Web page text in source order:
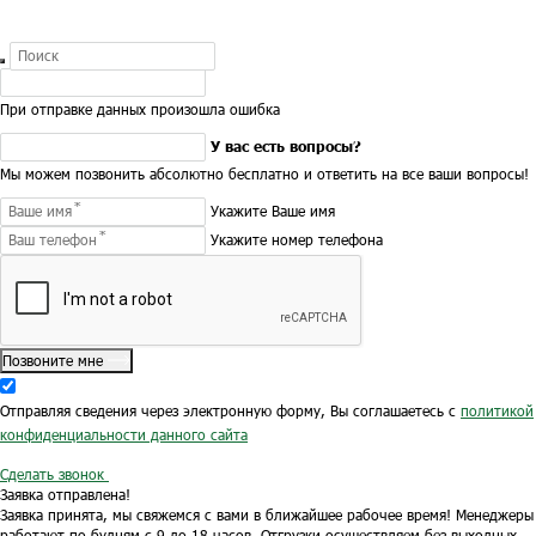
При отправке данных произошла ошибка
У вас есть вопросы?
Мы можем позвонить абсолютно бесплатно и ответить на все ваши вопросы!
Укажите Ваше имя
Укажите номер телефона
Позвоните мне
Отправляя сведения через электронную форму, Вы соглашаетесь с политикой
конфиденциальности данного сайта
Сделать звонок
Заявка отправлена!
Заявка принята, мы свяжемся с вами в ближайшее рабочее время! Менеджеры